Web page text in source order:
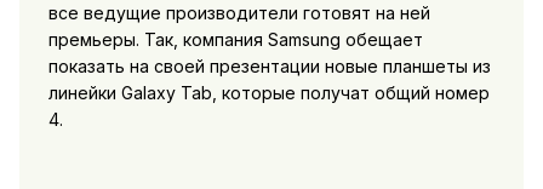
все ведущие производители готовят на ней
премьеры. Так, компания Samsung обещает
показать на своей презентации новые планшеты из
линейки Galaxy Tab, которые получат общий номер
4.